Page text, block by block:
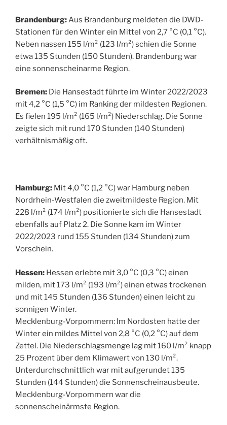
Brandenburg: Aus Brandenburg meldeten die DWD-
Stationen für den Winter ein Mittel von 2,7 °C (0,1 °C).
Neben nassen 155 l/m² (123 l/m²) schien die Sonne
etwa 135 Stunden (150 Stunden). Brandenburg war
eine sonnenscheinarme Region.
Bremen: Die Hansestadt führte im Winter 2022/2023
mit 4,2 °C (1,5 °C) im Ranking der mildesten Regionen.
Es fielen 195 l/m² (165 l/m²) Niederschlag. Die Sonne
zeigte sich mit rund 170 Stunden (140 Stunden)
verhältnismäßig oft.
Hamburg: Mit 4,0 °C (1,2 °C) war Hamburg neben
Nordrhein-Westfalen die zweitmildeste Region. Mit
228 l/m² (174 l/m²) positionierte sich die Hansestadt
ebenfalls auf Platz 2. Die Sonne kam im Winter
2022/2023 rund 155 Stunden (134 Stunden) zum
Vorschein.
Hessen: Hessen erlebte mit 3,0 °C (0,3 °C) einen
milden, mit 173 l/m² (193 l/m²) einen etwas trockenen
und mit 145 Stunden (136 Stunden) einen leicht zu
sonnigen Winter.
Mecklenburg-Vorpommern: Im Nordosten hatte der
Winter ein mildes Mittel von 2,8 °C (0,2 °C) auf dem
Zettel. Die Niederschlagsmenge lag mit 160 l/m² knapp
25 Prozent über dem Klimawert von 130 l/m².
Unterdurchschnittlich war mit aufgerundet 135
Stunden (144 Stunden) die Sonnenscheinausbeute.
Mecklenburg-Vorpommern war die
sonnenscheinärmste Region.